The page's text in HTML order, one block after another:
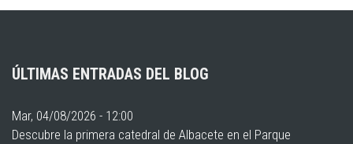
ÚLTIMAS ENTRADAS DEL BLOG
Mar, 04/08/2026 - 12:00
Descubre la primera catedral de Albacete en el Parque